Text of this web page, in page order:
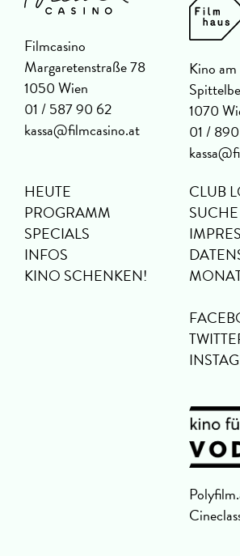
Filmcasino
Margaretenstraße 78
1050 Wien
01 / 587 90 62
kassa@filmcasino.at
Kino
1070
01 /
HEUTE
PROGRAMM
SPECIALS
INFOS
KINO SCHENKEN!
CLUB
SUCHE